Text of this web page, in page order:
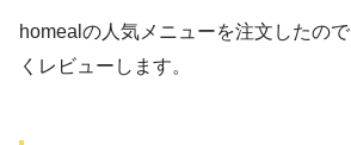
homealの人気メニューを注文したの
くレビューします。